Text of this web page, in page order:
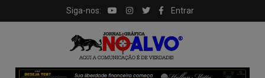
Siga-nos: Entrar